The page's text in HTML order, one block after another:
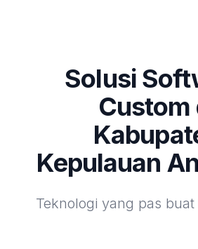
Solusi
Custom
Kepulauan
Teknologi yang pas